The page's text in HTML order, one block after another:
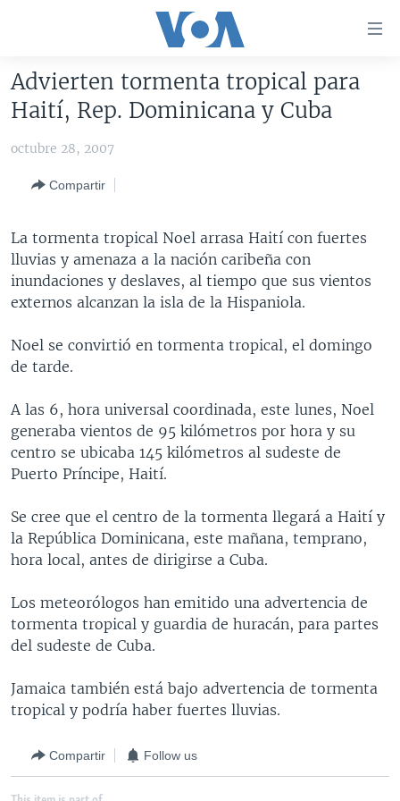
accesibilidad
contenido
Salte
principal
Salte
búsqueda
AMÉRICA DEL NORTE
MÉXICO
HAITÍ
ELECCIONES EEUU 2024
ELECCIONES EEUU
VOTO DIVIDIDO
VOA VERIFICA
VOA VERIFICA UCRANIA/RUSIA
VOA VERIFICA AMÉRICA LATINA
AMÉRICA LATINA
BOLIVIA
COLOMBIA
PERÚ
VENEZUELA
BRASIL
CENTROAMÉRICA
COSTA RICA
GUATEMALA
NICARAGUA
OTRAS SECCIONES
LIBERTAD DE PRENSA
ECONOMÍA
ENTRETENIMIENTO Y CULTURA
TECNOLOGÍA
DEPORTES
CIENCIA Y SALUD
LIBERTAD DE PRENSA
MULTIMEDIA
VIDEOS
FOTOGRAFÍA
AUDIOS
PROGRAMAS TV
EL MUNDO AL DÍA
FORO INTERAMERICANO
VISIÓN 360
PANORAMA
RADIO
AVANCE INFORMATIVO
AUDIONOTICIAS
ESTADOS UNIDOS AL DÍA
EL MUNDO AL DÍA [RADIO]
DEPORTIVO INTERNACIONAL
DIRECT
DOCUMENTALES DE LA VOA
SÍGANOS
Advierten tormenta tropical para
Haití, Rep. Dominicana y Cuba
octubre 28, 2007
Compartir
La tormenta tropical Noel arrasa Haití con fuertes
lluvias y amenaza a la nación caribeña con
inundaciones y deslaves, al tiempo que sus vientos
externos alcanzan la isla de la Hispaniola.
Noel se convirtió en tormenta tropical, el domingo
de tarde.
A las 6, hora universal coordinada, este lunes, Noel
generaba vientos de 95 kilómetros por hora y su
centro se ubicaba 145 kilómetros al sudeste de
Puerto Príncipe, Haití.
Se cree que el centro de la tormenta llegará a Haití y
la República Dominicana, este mañana, temprano,
hora local, antes de dirigirse a Cuba.
Los meteorólogos han emitido una advertencia de
tormenta tropical y guardia de huracán, para partes
del sudeste de Cuba.
Jamaica también está bajo advertencia de tormenta
tropical y podría haber fuertes lluvias.
Compartir Follow us